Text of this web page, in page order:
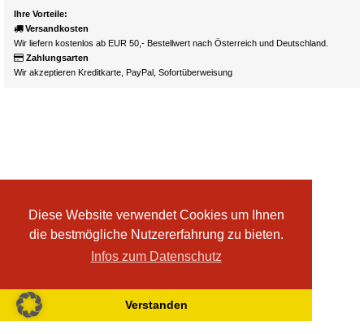
Diese Website verwendet Cookies um Ihnen
die bestmögliche Nutzererfahrung zu bieten.
Infos zum Datenschutz
Verstanden
Ihre Vorteile:
Versandkosten
Wir liefern kostenlos ab EUR 50,- Bestellwert nach Österreich und Deutschland.
Zahlungsarten
Wir akzeptieren Kreditkarte, PayPal, Sofortüberweisung